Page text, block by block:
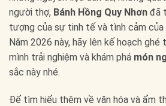
người thợ, Bánh Hồng Quy Nhơn đã
tượng của sự tinh tế và tình cảm của
Năm 2026 này, hãy lên kế hoạch
mình trải nghiệm và khám phá món
sắc này nhé.
Để tìm hiểu thêm về văn hóa và ẩm